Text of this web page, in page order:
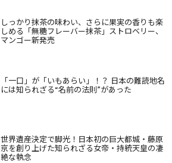
しっかり抹茶の味わい、さらに果実の香りも楽
しめる「無糖フレーバー抹茶」ストロベリー、
マンゴー新発売
「一口」が「いもあらい」！？ 日本の難読地名
には知られざる“名前の法則”があった
世界遺産決定で脚光！日本初の巨大都城・藤原
京を創り上げた知られざる女帝・持統天皇の凄
絶な執念